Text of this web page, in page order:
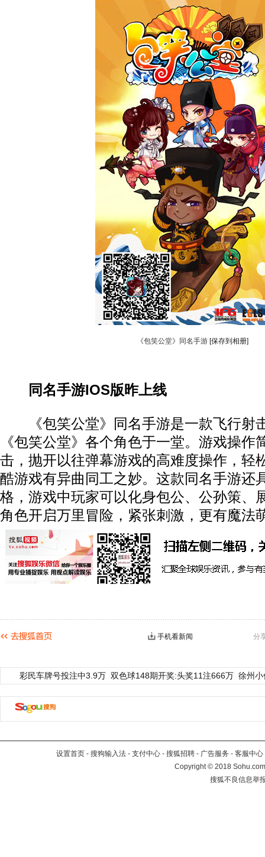
《包笑公堂》同名手游 [保存到相册]
同名手游IOS版昨上线
《包笑公堂》同名手游是一款飞行射
《包笑公堂》各个角色于一堂。游戏操作
击，抛开以往弹幕游戏的高难度操作，轻
酷游戏有异曲同工之妙。这款同名手游还
格，游戏中玩家可以化身包公、公孙策、
角色开启万里冒险，紧张刺激，更有魔法
分
手机看新闻
彩民车牌号投注中3.9万 双色球148期开奖:头奖11注666万 徐州
设置首页 - 搜狗输入法 - 支付中心 - 搜狐招聘 - 广告服务 - 客服中心
Copyright©2018
搜狐不良信息举